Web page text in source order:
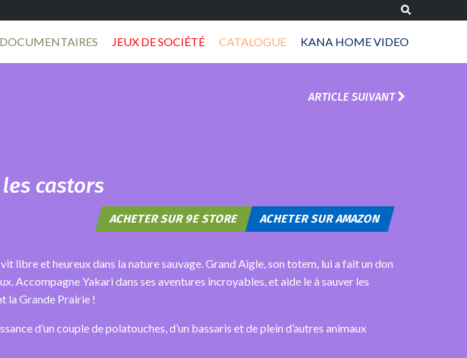
JEUX DE SOCIÉTÉ CATALOGUE KANA HOME VIDEO
ARTICLE SUIVANT
castors
ACHETER SUR 9E STORE ACHETER SUR AMAZON
libre et heureux dans la nature sauvage. Grand Aigle, son totem, lui a fait un don
Accompagne Yakari dans ses aventures incroyables, et aide le à sauver les
la Grande Prairie !
d’un couple de polatouches, d’un bassaris et de plein d’autres animaux